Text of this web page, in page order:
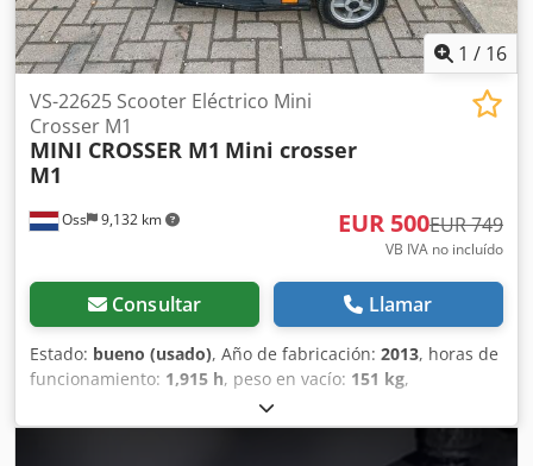
1 / 16
Oss 9,132 km
VS-22625 Scooter Eléctrico Mini
Crosser M1
MINI CROSSER M1 Mini crosser
M1
EUR 500EUR 749
VB IVA no incluído
Consultar Llamar
Estado: bueno (usado), Año de fabricación: 2013, horas de
funcionamiento: 1,915 h, peso en vacío: 151 kg,
, ACABAN DE LLEGAR 4 UNIDADES.
Scooter/vehículo de movilidad eléctrica, en buen estado de
funcionamiento. Año de fabricación: 2013. Horas de uso: